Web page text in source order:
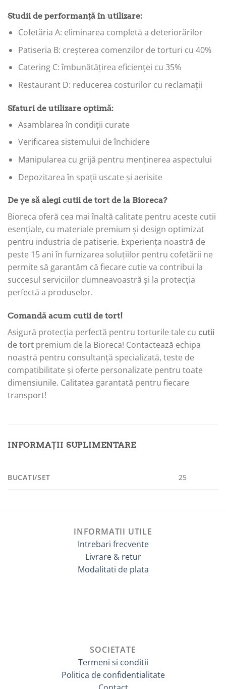
Studii de performanță în utilizare:
Cofetăria A: eliminarea completă a deteriorărilor
Patiseria B: creșterea comenzilor de torturi cu 40%
Catering C: îmbunătățirea eficienței cu 35%
Restaurant D: reducerea costurilor cu reclamații
Sfaturi de utilizare optimă:
Asamblarea în condiții curate
Verificarea sistemului de închidere
Manipularea cu grijă pentru menținerea aspectului
Depozitarea în spații uscate și aerisite
De ye să alegi cutii de tort de la Bioreca?
Bioreca oferă cea mai înaltă calitate pentru aceste cutii
esențiale, cu materiale premium și design optimizat
pentru industria de patiserie. Experiența noastră de
peste 15 ani în furnizarea soluțiilor pentru cofetării ne
permite să garantăm că fiecare cutie va contribui la
succesul serviciilor dumneavoastră și la protecția
perfectă a produselor.
Comandă acum cutii de tort!
Asigură protecția perfectă pentru torturile tale cu cutii
de tort premium de la Bioreca! Contactează echipa
noastră pentru consultanță specializată, teste de
compatibilitate și oferte personalizate pentru toate
dimensiunile. Calitatea garantată pentru fiecare
transport!
INFORMAȚII SUPLIMENTARE
BUCATI/SET 25
INFORMATII UTILE
Intrebari frecvente
Livrare & retur
Modalitati de plata
SOCIETATE
Termeni si conditii
Politica de confidentialitate